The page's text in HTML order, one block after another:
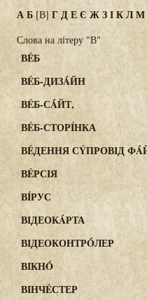
АБ[В]ГДЕЄ ЖЗІКЛМ
Слова на літеру "В"
ВÉБ
ВÉБ-ДИЗÁЙН
ВÉБ-СÁЙТ,
ВÉБ-СТОРÍНКА
ВÉДЕННЯ СÝПРОВІД
ВÉРСІЯ
ВÍРУС
ВІДЕОКÁРТА
ВІДЕОКОНТРÓЛЕР
ВІКНÓ
ВІНЧÉСТЕР